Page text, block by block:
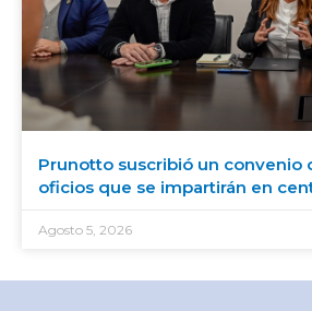
Prunotto suscribió un convenio
oficios que se impartirán en
Agosto 5, 2026